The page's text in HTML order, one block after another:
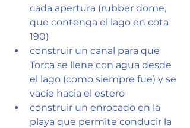
cada apertura (rubber dome,
que contenga el lago en cota
190)
construir un canal para que
Torca se llene con agua desde
el lago (como siempre fue) y se
vacíe hacia el estero
construir un enrocado en la
playa que permite conducir la